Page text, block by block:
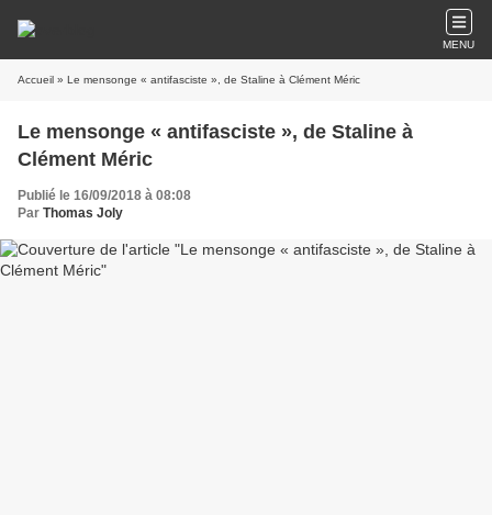
MENU
Accueil » Le mensonge « antifasciste », de Staline à Clément Méric
Le mensonge « antifasciste », de Staline à
Clément Méric
Publié le 16/09/2018 à 08:08
Par Thomas Joly